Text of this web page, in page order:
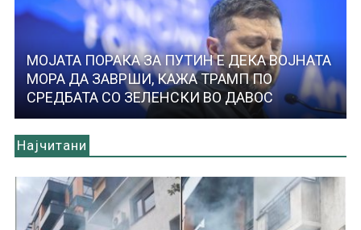
МОЈАТА ПОРАКА ЗА ПУТИН Е ДЕКА ВОЈНАТА
МОРА ДА ЗАВРШИ, КАЖА ТРАМП ПО
СРЕДБАТА СО ЗЕЛЕНСКИ ВО ДАВОС
Најчитани